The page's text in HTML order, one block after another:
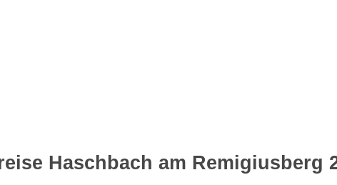
Haschbach am Remigiusberg